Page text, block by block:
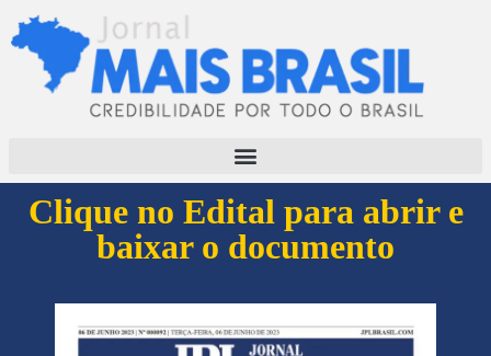
Clique no Edital para abrir e
baixar o documento